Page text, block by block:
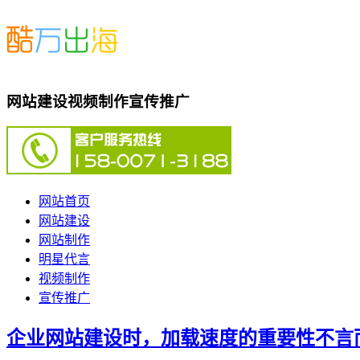
网站建设视频制作宣传推广
网站首页
网站建设
网站制作
明星代言
视频制作
宣传推广
企业网站建设时，加载速度的重要性不言